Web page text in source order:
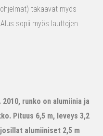
takaavat myös
sopii myös lauttojen
runko on alumiinia ja
Pituus 6,5 m, leveys 3,2
alumiiniset 2,5 m